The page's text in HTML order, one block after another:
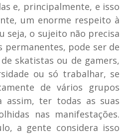
e, principalmente, e isso
um enorme respeito à
seja, o sujeito não precisa
permanentes, pode ser de
skatistas ou de gamers,
ou só trabalhar, se
de vários grupos
assim, ter todas as suas
nas manifestações.
a gente considera isso